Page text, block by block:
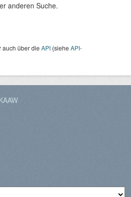
anderen Suche.
auch über dieAPI (sieheAPI-